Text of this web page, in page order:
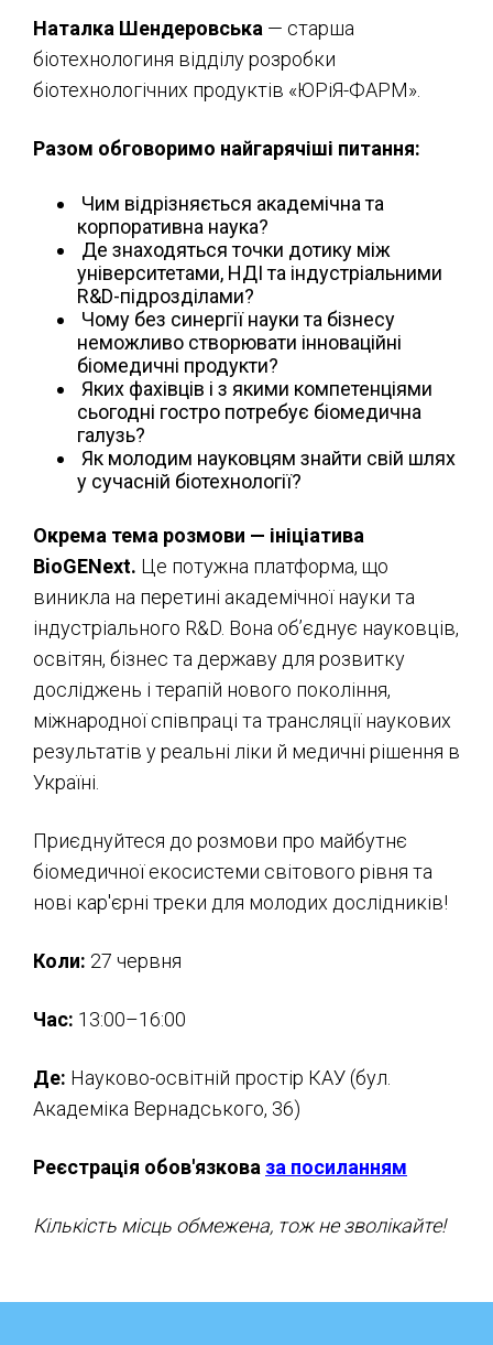
Наталка Шендеровська — старша
біотехнологиня відділу розробки
біотехнологічних продуктів «ЮРіЯ-ФАРМ».
Разом обговоримо найгарячіші питання:
Чим відрізняється академічна та
корпоративна наука?
Де знаходяться точки дотику між
університетами, НДІ та індустріальними
R&D-підрозділами?
Чому без синергії науки та бізнесу
неможливо створювати інноваційні
біомедичні продукти?
Яких фахівців і з якими компетенціями
сьогодні гостро потребує біомедична
галузь?
Як молодим науковцям знайти свій шлях
у сучасній біотехнології?
Окрема тема розмови — ініціатива
BioGENext. Це потужна платформа, що
виникла на перетині академічної науки та
індустріального R&D. Вона об’єднує науковців,
освітян, бізнес та державу для розвитку
досліджень і терапій нового покоління,
міжнародної співпраці та трансляції наукових
результатів у реальні ліки й медичні рішення в
Україні.
Приєднуйтеся до розмови про майбутнє
біомедичної екосистеми світового рівня та
нові кар'єрні треки для молодих дослідників!
Коли: 27 червня
Час: 13:00–16:00
Де: Науково-освітній простір КАУ (бул.
Академіка Вернадського, 36)
Реєстрація обов'язкова за посиланням
Кількість місць обмежена, тож не зволікайте!